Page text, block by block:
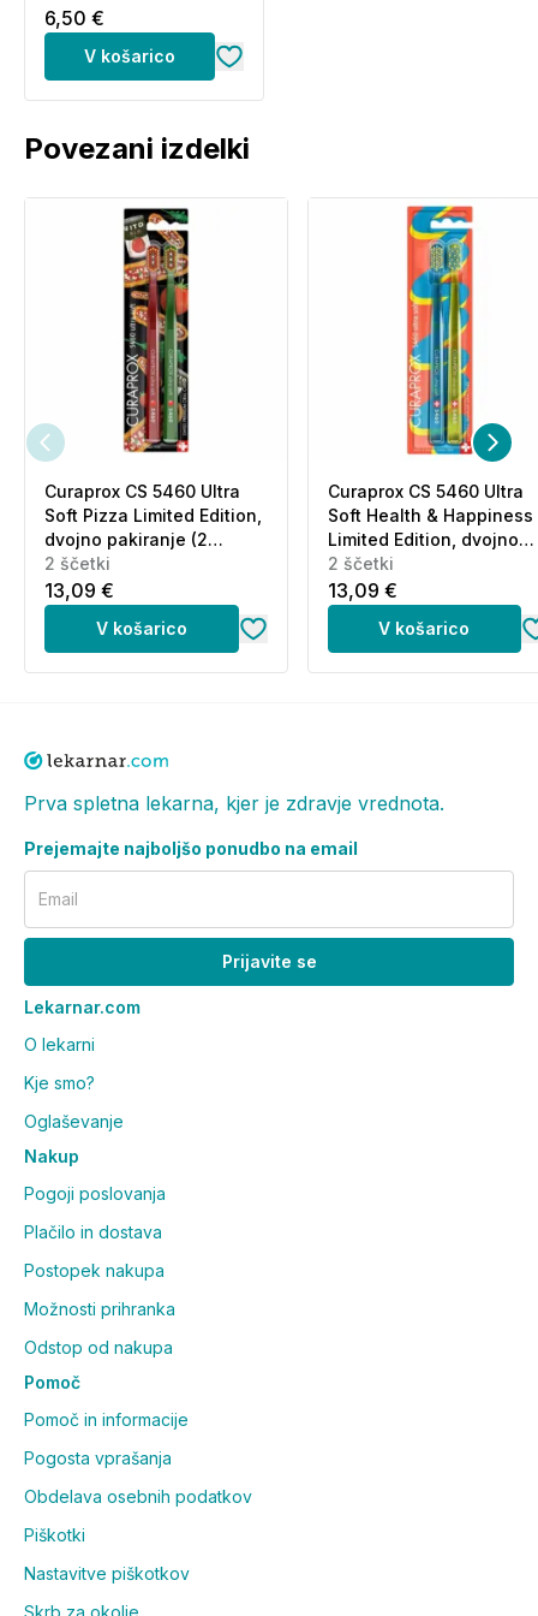
nastanek kariesa.
Kje je bila razvita zobna krema
Mara Expert Paromed?
Zobna krema je bila razvita v sodelovanju s
ščetk)
6,50 €
V košarico
Povezani izdelki
Curaprox CS 5460 Ultra
Soft Pizza Limited Edition,
dvojno pakiranje (2
ščetki)
2 ščetki
13,09 €
V košarico
Curaprox CS 5460 Ultra
Soft Health & Happiness
Limited Edition, dvojno
pakiranje (2 ščetki)
2 ščetki
13,09 €
V košarico
Prva spletna lekarna, kjer je zdravje vrednota.
Prejemajte najboljšo ponudbo na email
Email
Prijavite se
Lekarnar.com
O lekarni
Kje smo?
Oglaševanje
Nakup
Pogoji poslovanja
Plačilo in dostava
Postopek nakupa
Možnosti prihranka
Odstop od nakupa
Pomoč
Pomoč in informacije
Pogosta vprašanja
Obdelava osebnih podatkov
Piškotki
Nastavitve piškotkov
Skrb za okolje